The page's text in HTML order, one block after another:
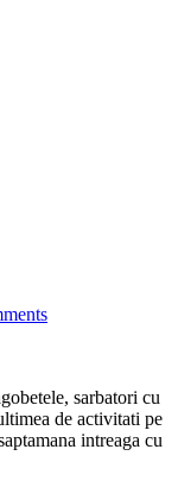
sarbatori cu
de activitati pe
intreaga cu